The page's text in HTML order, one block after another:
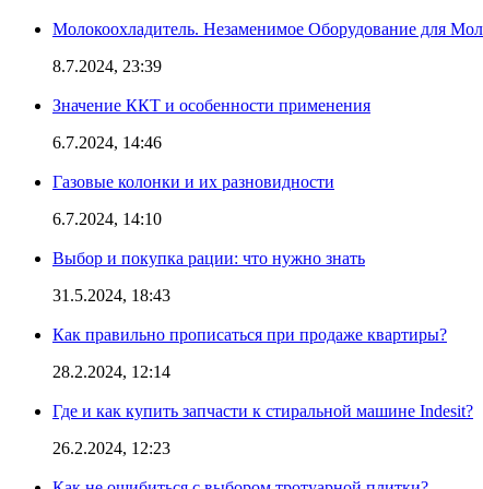
Молокоохладитель. Незаменимое Оборудование для
8.7.2024, 23:39
Значение ККТ и особенности применения
6.7.2024, 14:46
Газовые колонки и их разновидности
6.7.2024, 14:10
Выбор и покупка рации: что нужно знать
31.5.2024, 18:43
Как правильно прописаться при продаже квартиры?
28.2.2024, 12:14
Где и как купить запчасти к стиральной машине Indesit?
26.2.2024, 12:23